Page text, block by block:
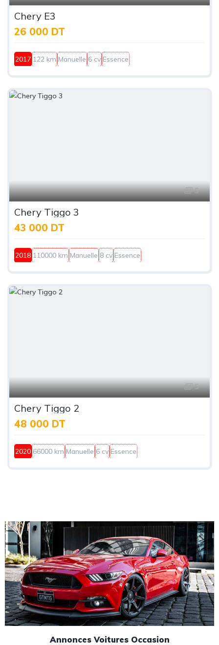
Chery E3
26 000 DT
2017 122 km Manuelle 6 cv Essence
5
Chery Tiggo 3
43 000 DT
2018 110000 km Manuelle 8 cv Essence
5
Chery Tiggo 2
48 000 DT
2020 66000 km Manuelle 6 cv Essence
Annonces Voitures Occasion